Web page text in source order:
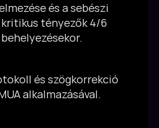
és a sebészi
tényezők 4/6
és szögkorrekció
alkalmazásával.